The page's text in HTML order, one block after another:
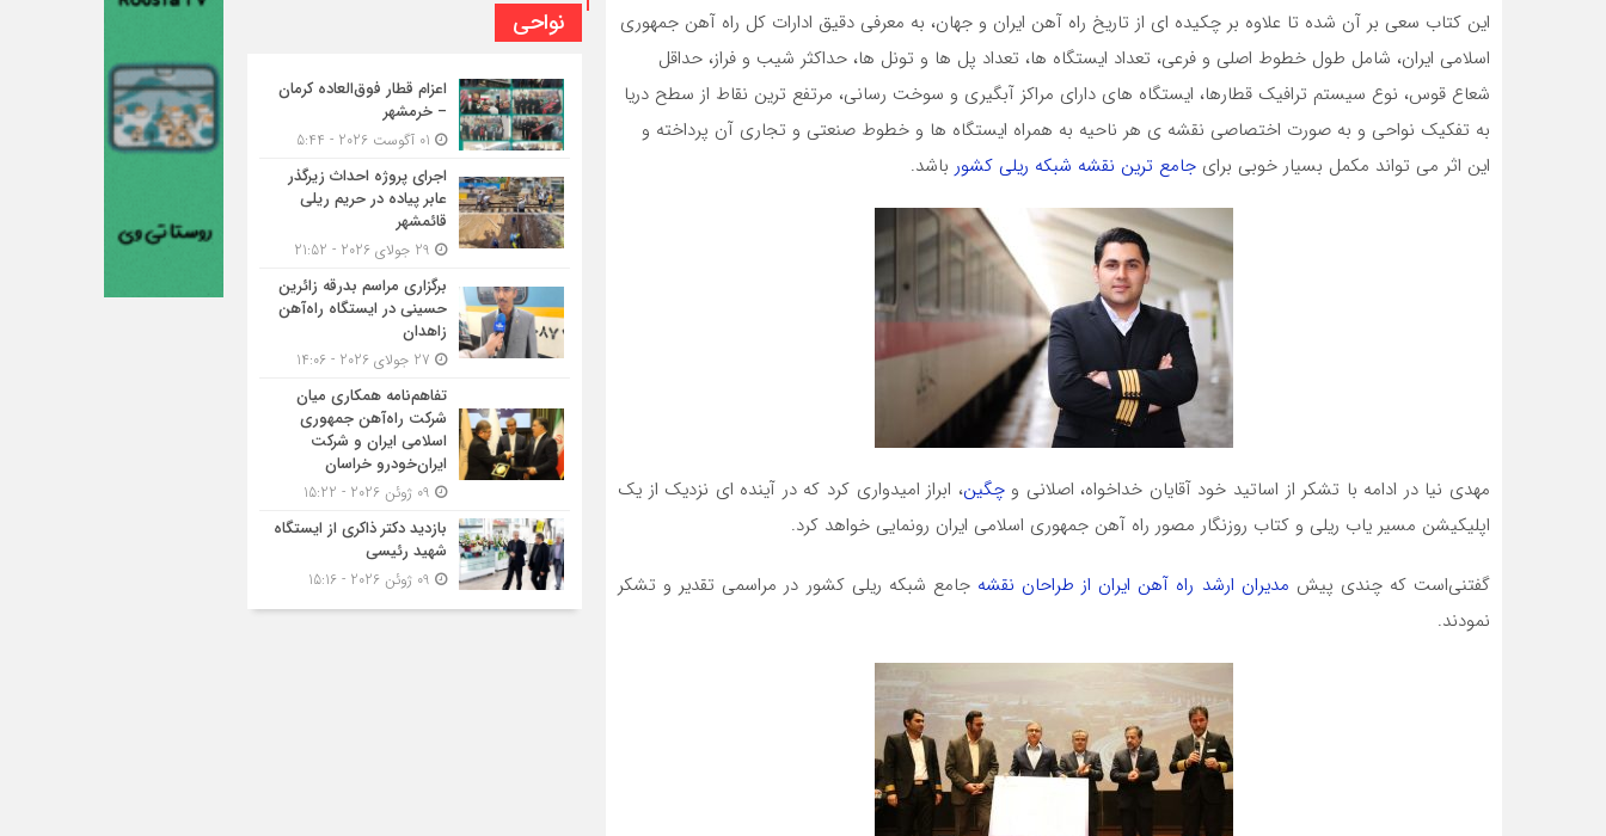
این کتاب سعی بر آن شده تا علاوه بر چکیده ای از تاریخ راه آهن ایران و جهان، به معرفی دقیق ادارات کل راه آهن جمهوری
اسلامی ایران، شامل طول خطوط اصلی و فرعی، تعداد ایستگاه ها، تعداد پل ها و تونل ها، حداکثر شیب و فراز، حداقل
شعاع قوس، نوع سیستم ترافیک قطارها، ایستگاه های دارای مراکز آبگیری و سوخت رسانی، مرتفع ترین نقاط از سطح دریا
به تفکیک نواحی و به صورت اختصاصی نقشه ی هر ناحیه به همراه ایستگاه ها و خطوط صنعتی و تجاری آن پرداخته و
این اثر می تواند مکمل بسیار خوبی برای جامع ترین نقشه شبکه ریلی کشور باشد.
مهدی نیا در ادامه با تشکر از اساتید خود آقایان خداخواه، اصلانی وچگین، ابراز امیدواری کرد که در آینده ای نزدیک از یک
اپلیکیشن مسیر یاب ریلی و کتاب روزنگار مصور راه آهن جمهوری اسلامی ایران رونمایی خواهد کرد.
گفتنی‌است که چندی پیش مدیران ارشد راه آهن ایران از طراحان نقشه جامع شبکه ریلی کشور در مراسمی تقدیر و تشکر
نمودند.
نواحی
اعزام قطار فوق‌العاده کرمان
– خرمشهر
اجرای پروژه احداث زیرگذر
عابر پیاده در حریم ریلی
قائمشهر
برگزاری مراسم بدرقه زائرین
حسینی در ایستگاه راه‌آهن
زاهدان
تفاهم‌نامه همکاری میان
شرکت راه‌آهن جمهوری
اسلامی ایران و شرکت
ایران‌خودرو خراسان
بازدید دکتر ذاکری از ایستگاه
شهید رئیسی